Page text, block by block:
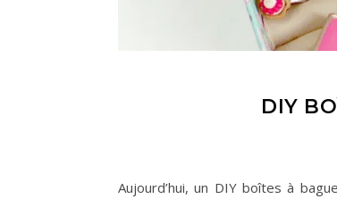
DIY
Aujourd’hui, un DIY boîtes à